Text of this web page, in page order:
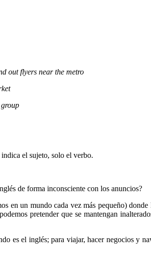
out flyers near the metro
el sujeto, solo el verbo.
de forma inconsciente con los anuncios?
en un mundo cada vez más pequeño)
pretender que se mantengan
es el inglés; para viajar, hacer negocios y